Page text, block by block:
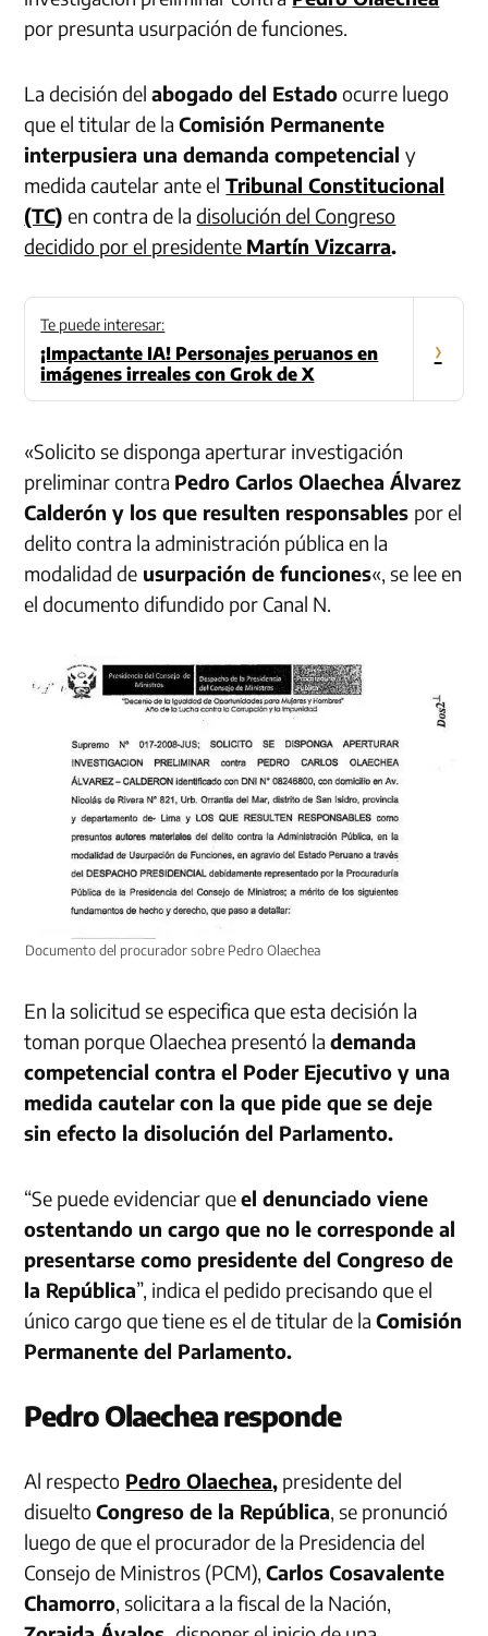
por presunta usurpación de funciones.
La decisión delabogado del Estadoocurre luego
que el titular de laComisión Permanente
interpusiera una demanda competencialy
medida cautelar ante el Tribunal Constitucional
(TC) en contra de ladisolución del Congreso
decidido por el presidente Martín Vizcarra.
Te puede interesar:
¡Impactante IA! Personajes peruanos en
imágenes irreales con Grok de X
›
«Solicito se disponga aperturar investigación
preliminar contra Pedro Carlos Olaechea Álvarez
Calderón y los que resulten responsables por el
delito contra la administración pública en la
modalidad de usurpación de funciones«, se lee en
el documento difundido por Canal N.
Documento del procurador sobre Pedro Olaechea
En la solicitud se especifica que esta decisión la
toman porque Olaechea presentó lademanda
competencial contra el Poder Ejecutivo y una
medida cautelar con la que pide que se deje
sin efecto la disolución del Parlamento.
“Se puede evidenciar queel denunciado viene
ostentando un cargo que no le corresponde al
presentarse como presidente del Congreso de
la República”, indica el pedido precisando que el
único cargo que tiene es el de titular de laComisión
Permanente del Parlamento.
Pedro Olaechea responde
Al respecto Pedro Olaechea, presidente del
disueltoCongreso de la República, se pronunció
luego de que el procurador de la Presidencia del
Consejo de Ministros (PCM),Carlos Cosavalente
Chamorro, solicitara a la fiscal de la Nación,